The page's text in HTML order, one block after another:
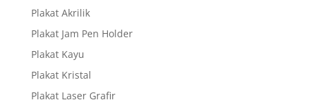
Plakat Akrilik
Plakat Jam Pen Holder
Plakat Kayu
Plakat Kristal
Plakat Laser Grafir